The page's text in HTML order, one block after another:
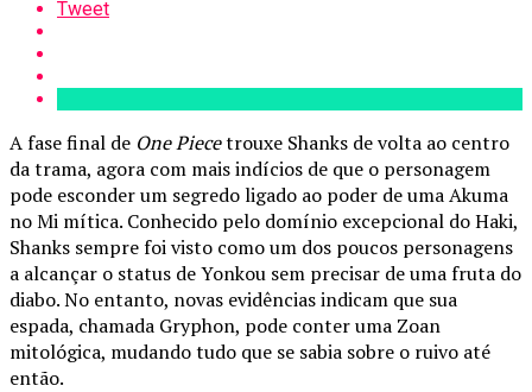
Tweet
A fase final de One Piecetrouxe Shanks de volta ao centro
da trama, agora com mais indícios de que o personagem
pode esconder um segredo ligado ao poder de uma Akuma
no Mi mítica. Conhecido pelo domínio excepcional do Haki,
Shanks sempre foi visto como um dos poucos personagens
a alcançar o status de Yonkou sem precisar de uma fruta do
diabo. No entanto, novas evidências indicam que sua
espada, chamada Gryphon, pode conter uma Zoan
mitológica, mudando tudo que se sabia sobre o ruivo até
então.